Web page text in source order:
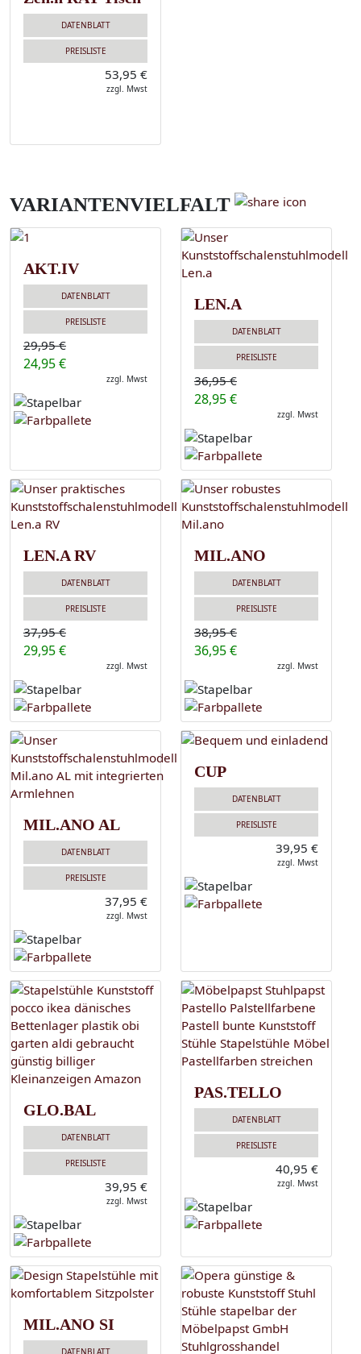
DATENBLATT
PREISLISTE
53,95 €
zzgl. Mwst
VARIANTENVIELFALT
AKT.IV
DATENBLATT
PREISLISTE
29,95 €
24,95 €
zzgl. Mwst
LEN.A
DATENBLATT
PREISLISTE
36,95 €
28,95 €
zzgl. Mwst
LEN.A RV
DATENBLATT
PREISLISTE
37,95 €
29,95 €
zzgl. Mwst
MIL.ANO
DATENBLATT
PREISLISTE
38,95 €
36,95 €
zzgl. Mwst
MIL.ANO AL
DATENBLATT
PREISLISTE
37,95 €
zzgl. Mwst
CUP
DATENBLATT
PREISLISTE
39,95 €
zzgl. Mwst
GLO.BAL
DATENBLATT
PREISLISTE
39,95 €
zzgl. Mwst
PAS.TELLO
DATENBLATT
PREISLISTE
40,95 €
zzgl. Mwst
MIL.ANO SI
DATENBLATT